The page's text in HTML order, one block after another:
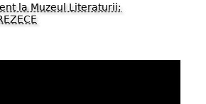
la Muzeul Literaturii: